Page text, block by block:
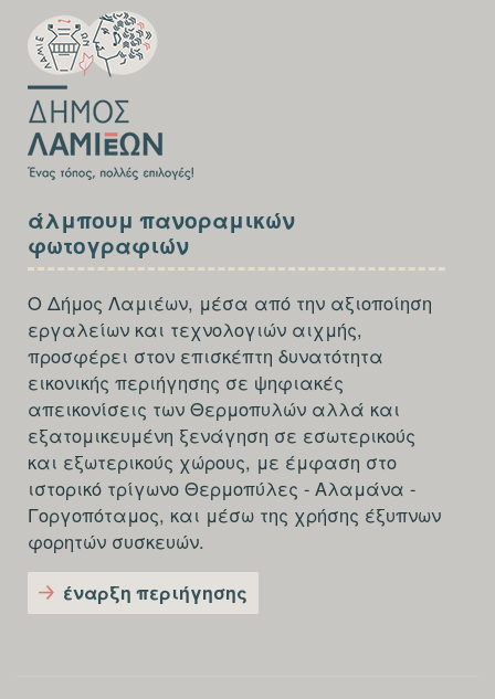
FOOTER-
FIRST
SECTION
FOOTER-
THIRD
άλμπουμ πανοραμικών
φωτογραφιών
Ο Δήμος Λαμιέων, μέσα από την αξιοποίηση
εργαλείων και τεχνολογιών αιχμής,
προσφέρει στον επισκέπτη δυνατότητα
εικονικής περιήγησης σε ψηφιακές
απεικονίσεις των Θερμοπυλών αλλά και
εξατομικευμένη ξενάγηση σε εσωτερικούς
και εξωτερικούς χώρους, με έμφαση στο
ιστορικό τρίγωνο Θερμοπύλες - Αλαμάνα -
Γοργοπόταμος, και μέσω της χρήσης έξυπνων
φορητών συσκευών.
έναρξη περιήγησης